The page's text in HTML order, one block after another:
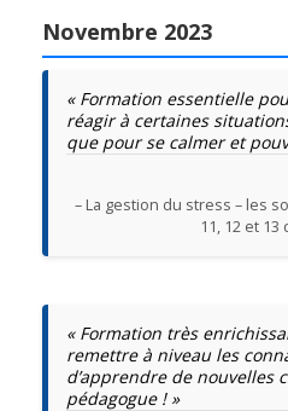
Novembre 2023
« Formation essentielle
réagir à certaines
que pour se calmer et
– La gestion du stress – les
11, 12 et
« Formation très
remettre à niveau les
d’apprendre de nouvelles
pédagogue ! »